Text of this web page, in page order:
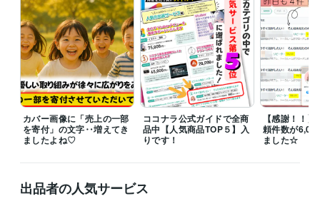
職歴
運送屋の仕分け/テレアポ/データ入力 1923年12月 ~ 1936年1月 19
35年12月 ~ 1938年11月 1938年12月 ~ 1940年12月 2014年7月 ~
2020年10月 2019年12月 ~ 現在 2020年11月 ~ 2021年2月 2020
年11月 ~ 2021年2月 2021年3月 ~ 2021年4月 2021年5月 ~ 現在
受賞歴
全60万件中【人気商品TOP5入り】電話サービス人気No.1
ココナラ
【電話相談】☆１日のご相談時間～19時間～を記録 ココナラ【電話
相談】☆1ヵ月間のご相談件数～351件～☆
ココナラ【全出品者】
ラー＞おすすめユーザー第１位
カバー画像に「売上の一部
を寄付」の文字‥増えてき
ましたよね♡
ココナラ公式ガイドで全商
品中【人気商品TOP５】入
りです！
【感謝！！
頼件数が
ました☆
出品者の人気サービス